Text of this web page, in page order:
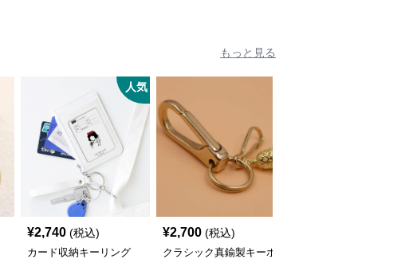
もっと見る
人気
¥2,740 (税込)
カード収納キーリング
¥2,700 (税込)
クラシック真鍮製キーホ